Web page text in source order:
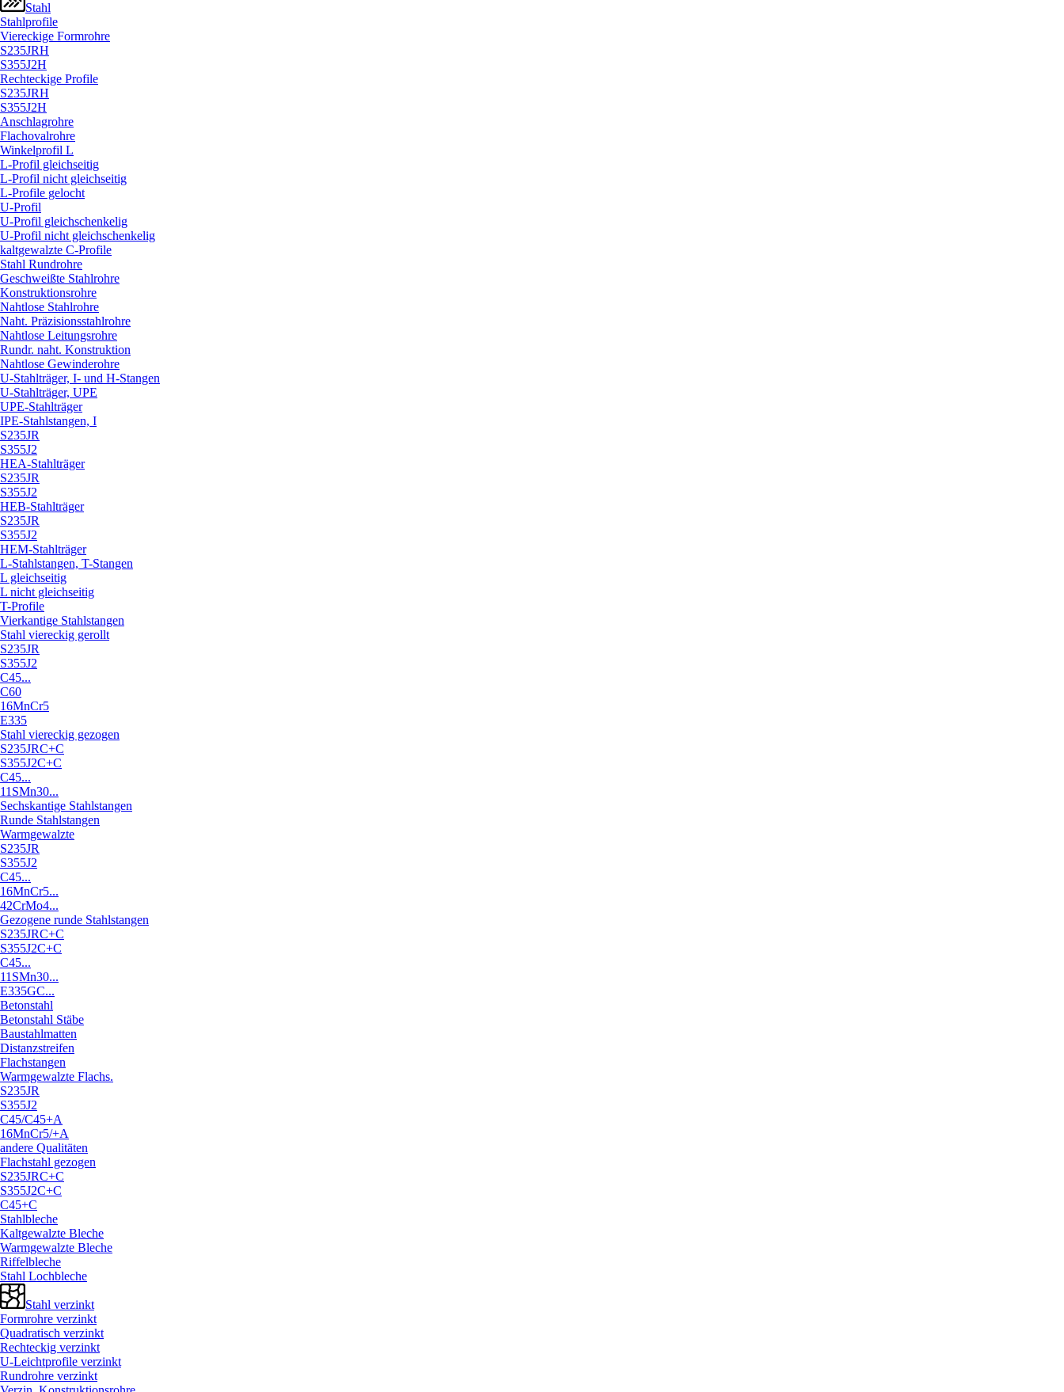
Stahl
Stahlprofile
Viereckige Formrohre
S235JRH
S355J2H
Rechteckige Profile
S235JRH
S355J2H
Anschlagrohre
Flachovalrohre
Winkelprofil L
L-Profil gleichseitig
L-Profil nicht gleichseitig
L-Profile gelocht
U-Profil
U-Profil gleichschenkelig
U-Profil nicht gleichschenkelig
kaltgewalzte C-Profile
Stahl Rundrohre
Geschweißte Stahlrohre
Konstruktionsrohre
Nahtlose Stahlrohre
Naht. Präzisionsstahlrohre
Nahtlose Leitungsrohre
Rundr. naht. Konstruktion
Nahtlose Gewinderohre
U-Stahlträger, I- und H-Stangen
U-Stahlträger, UPE
UPE-Stahlträger
IPE-Stahlstangen, I
S235JR
S355J2
HEA-Stahlträger
S235JR
S355J2
HEB-Stahlträger
S235JR
S355J2
HEM-Stahlträger
L-Stahlstangen, T-Stangen
L gleichseitig
L nicht gleichseitig
T-Profile
Vierkantige Stahlstangen
Stahl viereckig gerollt
S235JR
S355J2
C45...
C60
16MnCr5
E335
Stahl viereckig gezogen
S235JRC+C
S355J2C+C
C45...
11SMn30...
Sechskantige Stahlstangen
Runde Stahlstangen
Warmgewalzte
S235JR
S355J2
C45...
16MnCr5...
42CrMo4...
Gezogene runde Stahlstangen
S235JRC+C
S355J2C+C
C45...
11SMn30...
E335GC...
Betonstahl
Betonstahl Stäbe
Baustahlmatten
Distanzstreifen
Flachstangen
Warmgewalzte Flachs.
S235JR
S355J2
C45/C45+A
16MnCr5/+A
andere Qualitäten
Flachstahl gezogen
S235JRC+C
S355J2C+C
C45+C
Stahlbleche
Kaltgewalzte Bleche
Warmgewalzte Bleche
Riffelbleche
Stahl Lochbleche
Stahl verzinkt
Formrohre verzinkt
Quadratisch verzinkt
Rechteckig verzinkt
U-Leichtprofile verzinkt
Rundrohre verzinkt